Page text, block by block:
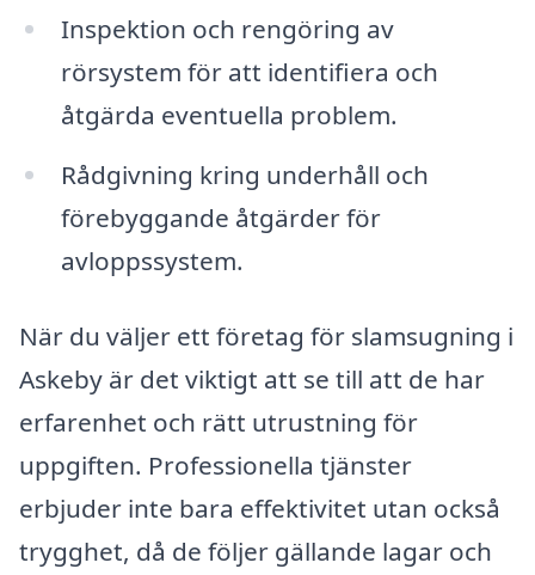
Inspektion och rengöring av
rörsystem för att identifiera och
åtgärda eventuella problem.
Rådgivning kring underhåll och
förebyggande åtgärder för
avloppssystem.
När du väljer ett företag för slamsugning i
Askeby är det viktigt att se till att de har
erfarenhet och rätt utrustning för
uppgiften. Professionella tjänster
erbjuder inte bara effektivitet utan också
trygghet, då de följer gällande lagar och